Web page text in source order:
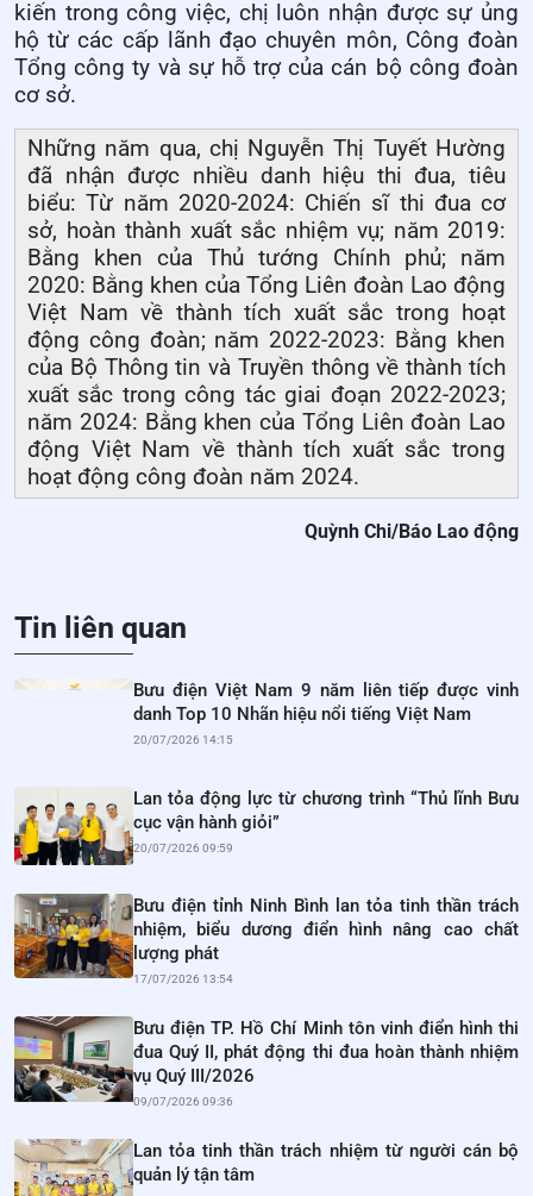
kiến trong công việc, chị luôn nhận được sự ủng
hộ từ các cấp lãnh đạo chuyên môn, Công đoàn
Tổng công ty và sự hỗ trợ của cán bộ công đoàn
cơ sở.
Những năm qua, chị Nguyễn Thị Tuyết Hường
đã nhận được nhiều danh hiệu thi đua, tiêu
biểu: Từ năm 2020-2024: Chiến sĩ thi đua cơ
sở, hoàn thành xuất sắc nhiệm vụ; năm 2019:
Bằng khen của Thủ tướng Chính phủ; năm
2020: Bằng khen của Tổng Liên đoàn Lao động
Việt Nam về thành tích xuất sắc trong hoạt
động công đoàn; năm 2022-2023: Bằng khen
của Bộ Thông tin và Truyền thông về thành tích
xuất sắc trong công tác giai đoạn 2022-2023;
năm 2024: Bằng khen của Tổng Liên đoàn Lao
động Việt Nam về thành tích xuất sắc trong
hoạt động công đoàn năm 2024.
Quỳnh Chi/Báo Lao động
Tin liên quan
Bưu điện Việt Nam 9 năm liên tiếp được vinh
danh Top 10 Nhãn hiệu nổi tiếng Việt Nam
20/07/2026 14:15
Lan tỏa động lực từ chương trình “Thủ lĩnh Bưu
cục vận hành giỏi”
20/07/2026 09:59
Bưu điện tỉnh Ninh Bình lan tỏa tinh thần trách
nhiệm, biểu dương điển hình nâng cao chất
lượng phát
17/07/2026 13:54
Bưu điện TP. Hồ Chí Minh tôn vinh điển hình thi
đua Quý II, phát động thi đua hoàn thành nhiệm
vụ Quý III/2026
09/07/2026 09:36
Lan tỏa tinh thần trách nhiệm từ người cán bộ
quản lý tận tâm